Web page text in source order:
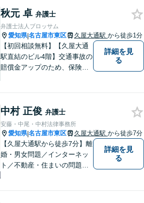
秋元 卓 弁護士
弁護士法人ブロッサム
愛知県|名古屋市東区 久屋大通駅 から徒歩1分
【初回相談無料】【久屋大通
駅直結のビル4階】交通事故の
賠償金アップのため、保険会
営判断ができるよう、法的側
面からバックアップします
【電話相談可】【オンライン
面談対応】
詳細を見
る
中村 正俊 弁護士
安藤・中尾・中村法律事務所
愛知県|名古屋市東区 久屋大通駅 から徒歩7分
【久屋大通駅から徒歩7分】離
婚・男女問題／インターネッ
ト／不動産・住まいの問題に
詳細を見
る